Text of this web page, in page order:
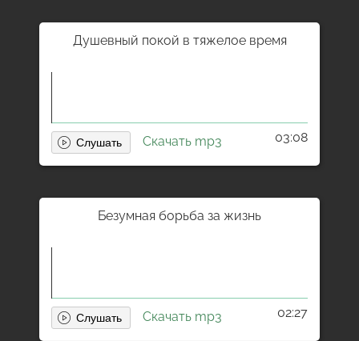
Душевный покой в тяжелое время
Скачать mp3 03:08
Безумная борьба за жизнь
Скачать mp3 02:27